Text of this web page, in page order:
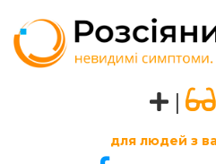
|
для людей з